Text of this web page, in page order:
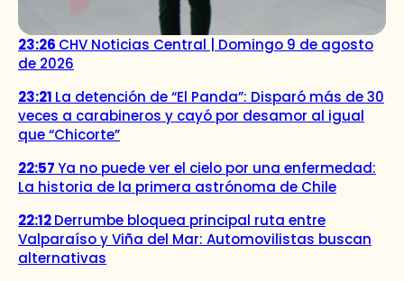
23:26 CHV Noticias Central | Domingo 9 de agosto
de 2026
23:21 La detención de “El Panda”: Disparó más de 30
veces a carabineros y cayó por desamor al igual
que “Chicorte”
22:57Ya no puede ver el cielo por una enfermedad:
La historia de la primera astrónoma de Chile
22:12Derrumbe bloquea principal ruta entre
Valparaíso y Viña del Mar: Automovilistas buscan
alternativas